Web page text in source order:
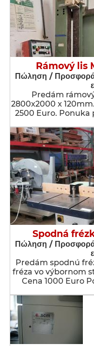
Rámový lis
Πώληση / Προσφορά
Predám
2800x2000 x
2500 Euro. Ponuka
Spodná
Πώληση / Προσφορά
Predám spodnú
fréza vo výbornom
Cena 1000 Euro